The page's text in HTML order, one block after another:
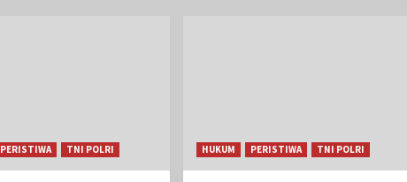
PERISTIWA TNI POLRI HUKUM PERISTIWA TNI POLRI